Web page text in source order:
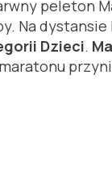
peleton
Na
Dzieci.